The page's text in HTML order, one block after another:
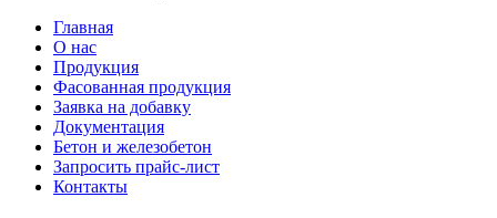
Главная
О нас
Продукция
Фасованная продукция
Заявка на добавку
Документация
Бетон и железобетон
Запросить прайс-лист
Контакты